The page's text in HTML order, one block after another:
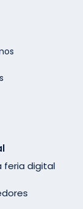
feria digital